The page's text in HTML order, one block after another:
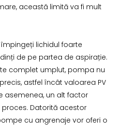
această limită va fi mult
lichidul foarte
de pe partea de aspirație.
complet umplut, pompa nu
astfel încât valoarea PV
asemenea, un alt factor
Datorită acestor
cu angrenaje vor oferi o